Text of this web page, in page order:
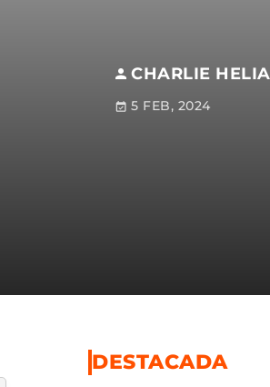
CHARLIE
5 FEB, 2024
DESTACADA